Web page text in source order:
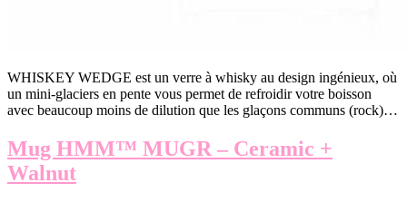
WHISKEY WEDGE est un verre à whisky au design ingénieux, où
un mini-glaciers en pente vous permet de refroidir votre boisson
avec beaucoup moins de dilution que les glaçons communs (rock)…
Mug HMM™ MUGR – Ceramic +
Walnut